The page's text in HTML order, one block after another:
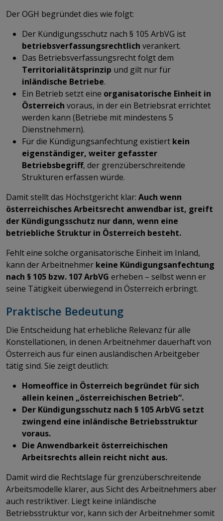
Der OGH begründet dies wie folgt:
Der Kündigungsschutz nach § 105 ArbVG ist
betriebsverfassungsrechtlich verankert.
Das Betriebsverfassungsrecht folgt dem
Territorialitätsprinzip und gilt nur für
inländische Betriebe.
Ein Betrieb setzt eine organisatorische Einheit in
Österreich voraus, in der ein Betriebsrat errichtet
werden kann (Betriebe mit mindestens 5
Dienstnehmern).
Für die Kündigungsanfechtung existiert kein
eigenständiger, weiter gefasster
Betriebsbegriff, der grenzüberschreitende
Strukturen erfassen würde.
Damit stellt das Höchstgericht klar: Auch wenn
österreichisches Arbeitsrecht anwendbar ist, greift
der Kündigungsschutz nur dann, wenn eine
betriebliche Struktur in Österreich besteht.
Fehlt eine solche organisatorische Einheit im Inland,
kann der Arbeitnehmer keine Kündigungsanfechtung
nach § 105 bzw. 107 ArbVG erheben – selbst wenn er
seine Tätigkeit überwiegend in Österreich erbringt.
Praktische Bedeutung
Die Entscheidung hat erhebliche Relevanz für alle
Konstellationen, in denen Arbeitnehmer dauerhaft von
Österreich aus für einen ausländischen Arbeitgeber
tätig sind. Sie zeigt deutlich:
Homeoffice in Österreich begründet für sich
allein keinen „österreichischen Betrieb“.
Der Kündigungsschutz nach § 105 ArbVG setzt
zwingend eine inländische Betriebsstruktur
voraus.
Die Anwendbarkeit österreichischen
Arbeitsrechts allein reicht nicht aus.
Damit wird die Rechtslage für grenzüberschreitende
Arbeitsmodelle klarer, aus Sicht des Arbeitnehmers aber
auch restriktiver. Liegt keine inländische
Betriebsstruktur vor, kann sich der Arbeitnehmer somit